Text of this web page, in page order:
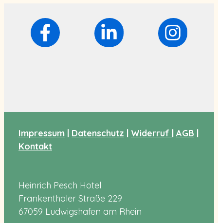
Impressum | Datenschutz | Widerruf | AGB |
Kontakt
Heinrich Pesch Hotel
Frankenthaler Straße 229
67059 Ludwigshafen am Rhein